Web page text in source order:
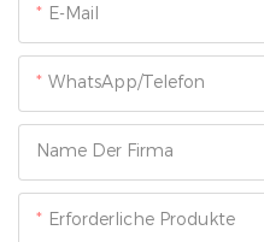
E-Mail
WhatsApp/Telefon
Name Der Firma
Erforderliche Produkte